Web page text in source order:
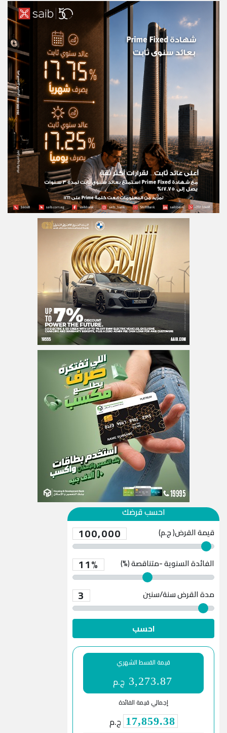
احسب قرضك
قيمة القرض( ج.م) 100,000
الفائدة السنوية -متناقصة (%) 11%
مدة القرض 3 سنة/سنين
احسب
قيمة القسط الشهري
3,273.87 ج.م
إجمالي قيمة الفائدة
17,859.38 ج.م